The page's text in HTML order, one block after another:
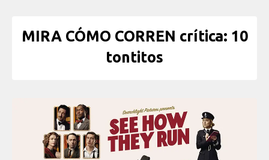
MIRA CÓMO CORREN crítica: 10
tontitos